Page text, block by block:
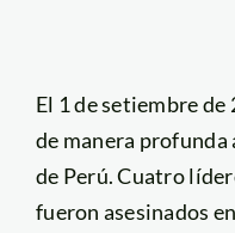
El 1 de setiembre
de manera profunda
de Perú. Cuatro
fueron asesinados